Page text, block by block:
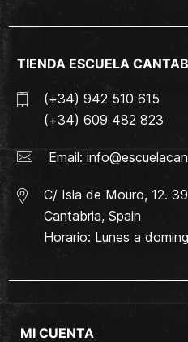
TIENDA ESCUELA
(+34) 942 510 615
(+34) 609 482 823
Email:
C/ Isla de Mouro, 12.
Cantabria, Spain
Horario: Lunes a
MI CUENTA